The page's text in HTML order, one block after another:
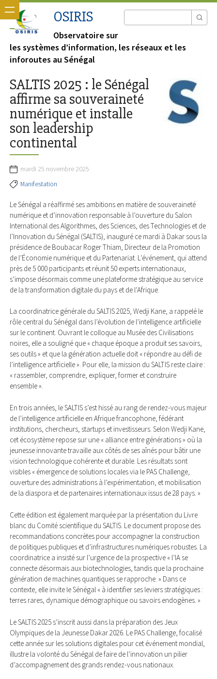
OSIRIS
Observatoire sur
les systèmes d’information, les réseaux et les
inforoutes au Sénégal
SALTIS 2025 : le Sénégal
affirme sa souveraineté
numérique et installe
son leadership
continental
mardi 25 novembre 2025
Manifestation
Le Sénégal a réaffirmé ses ambitions en matière de souveraineté
numérique et d’innovation responsable à l’ouverture du Salon
International des Algorithmes, des Sciences, des Technologies et de
l’Innovation du Sénégal (SALTIS), inauguré ce mardi à Dakar sous la
présidence de Boubacar Roger Thiam, Directeur de la Promotion
de l’Économie numérique et du Partenariat. L’événement, qui attend
près de 5 000 participants et réunit 50 experts internationaux,
s’impose désormais comme une plateforme stratégique au service
de la transformation digitale du pays et de l’Afrique.
La coordinatrice générale du SALTIS 2025, Wedji Kane, a rappelé le
rôle central du Sénégal dans l’évolution de l’intelligence artificielle
sur le continent. Ouvrant le colloque au Musée des Civilisations
noires, elle a souligné que « chaque époque a produit ses savoirs,
ses outils » et que la génération actuelle doit « répondre au défi de
l’intelligence artificielle ». Pour elle, la mission du SALTIS reste claire :
« rassembler, comprendre, expliquer, former et construire
ensemble ».
En trois années, le SALTIS s’est hissé au rang de rendez-vous majeur
de l’intelligence artificielle en Afrique francophone, fédérant
institutions, chercheurs, startups et investisseurs. Selon Wedji Kane,
cet écosystème repose sur une « alliance entre générations » où la
jeunesse innovante travaille aux côtés de ses aînés pour bâtir une
vision technologique cohérente et durable. Les résultats sont
visibles « émergence de solutions locales via le PAS Challenge,
ouverture des administrations à l’expérimentation, et mobilisation
de la diaspora et de partenaires internationaux issus de 28 pays. »
Cette édition est également marquée par la présentation du Livre
blanc du Comité scientifique du SALTIS. Le document propose des
recommandations concrètes pour accompagner la construction
de politiques publiques et d’infrastructures numériques robustes. La
coordinatrice a insisté sur l’urgence de la prospective « l’IA se
connecte désormais aux biotechnologies, tandis que la prochaine
génération de machines quantiques se rapproche. » Dans ce
contexte, elle invite le Sénégal « à identifier ses leviers stratégiques :
terres rares, dynamique démographique ou savoirs endogènes. »
Le SALTIS 2025 s’inscrit aussi dans la préparation des Jeux
Olympiques de la Jeunesse Dakar 2026. Le PAS Challenge, focalisé
cette année sur les solutions digitales pour cet événement mondial,
illustre la volonté du Sénégal de faire de l’innovation un pilier
d’accompagnement des grands rendez-vous nationaux.